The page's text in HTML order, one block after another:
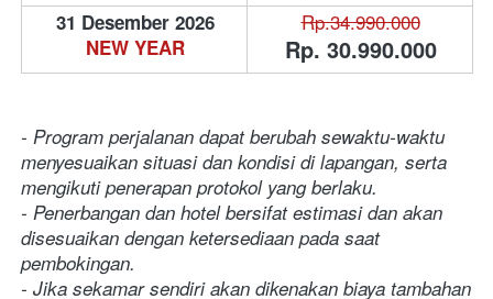
31 Desember 2026
NEW YEAR
Rp.34.990.000
Rp. 30.990.000
- Program perjalanan dapat berubah sewaktu-waktu
menyesuaikan situasi dan kondisi di lapangan, serta
mengikuti penerapan protokol yang berlaku.
- Penerbangan dan hotel bersifat estimasi dan akan
disesuaikan dengan ketersediaan pada saat
pembokingan.